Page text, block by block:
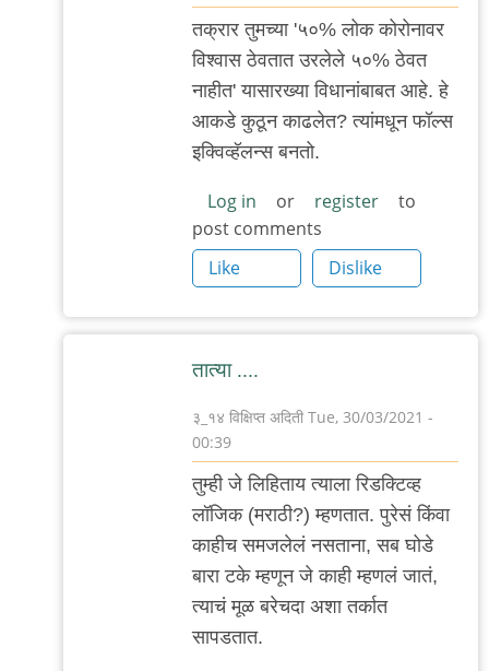
reply
सामान्य
व्यक्ती
काय
गैरसमज
पसरविणार
by
Rajesh188
तक्रार तुमच्या '५०% लोक कोरोनावर
विश्वास ठेवतात उरलेले ५०% ठेवत
नाहीत' यासारख्या विधानांबाबत आहे. हे
आकडे कुठून काढलेत? त्यांमधून फॉल्स
इक्विव्हॅलन्स बनतो.
Log in or register
to
post comments
Like
Dislike
तात्या ....
३_१४ विक्षिप्त अदिती Tue, 30/03/2021 -
00:39
reply
सामान्य
व्यक्ती
तुम्ही जे लिहिताय त्याला रिडक्टिव्ह
लॉजिक (मराठी?) म्हणतात. पुरेसं किंवा
काहीच समजलेलं नसताना, सब घोडे
बारा टके म्हणून जे काही म्हणलं जातं,
त्याचं मूळ बरेचदा अशा तर्कात
सापडतात.